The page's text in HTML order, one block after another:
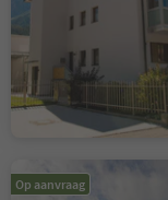
Op aanvraag